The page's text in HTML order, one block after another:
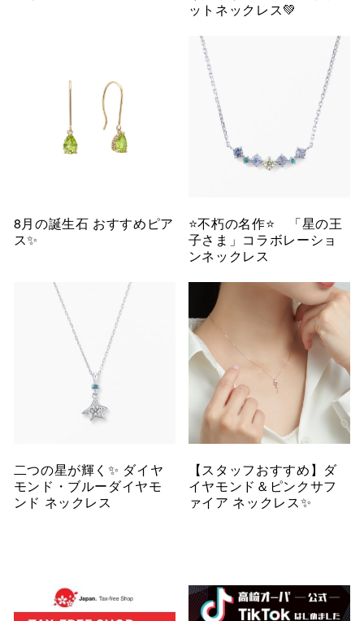
ットネックレス💚
8月の誕生石 おすすめピア
ス✨
⭐️不朽の名作⭐️ 「星の王
子さま」コラボレーショ
ンネックレス
二つの星が輝く✨ ダイヤ
モンド・ブルーダイヤモ
ンド ネックレス
【スタッフおすすめ】ダ
イヤモンド＆ピンクサフ
ァイア ネックレス✨